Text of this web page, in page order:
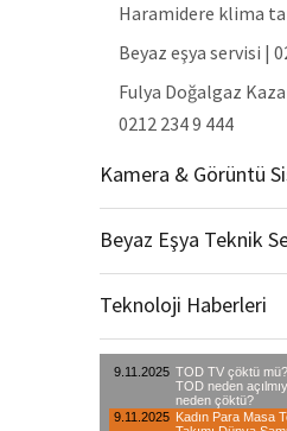
Haramidere klima
Beyaz eşya servisi |
Fulya Doğalgaz
0212 234 9 444
Kamera & Görüntü
Beyaz Eşya Teknik
Teknoloji Haberleri